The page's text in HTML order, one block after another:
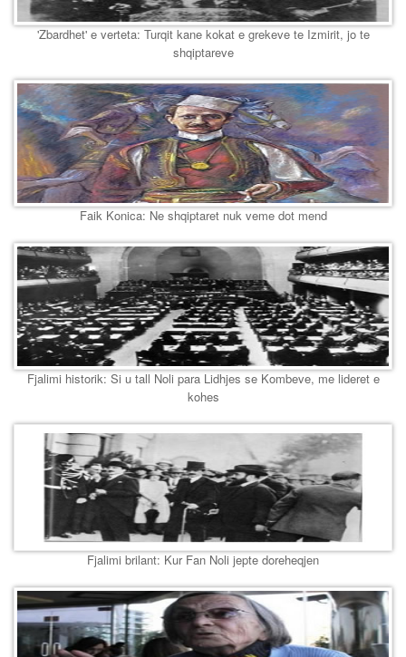
'Zbardhet' e verteta: Turqit kane kokat e grekeve te Izmirit, jo te
shqiptareve
Faik Konica: Ne shqiptaret nuk veme dot mend
Fjalimi historik: Si u tall Noli para Lidhjes se Kombeve, me lideret e
kohes
Fjalimi brilant: Kur Fan Noli jepte doreheqjen